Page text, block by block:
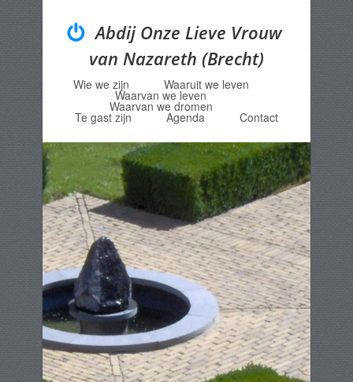
Abdij Onze Lieve Vrouw
van Nazareth (Brecht)
Menu
Skip to content
Wie we zijn Waaruit we leven
Waarvan we leven
Waarvan we dromen
Te gast zijn Agenda Contact